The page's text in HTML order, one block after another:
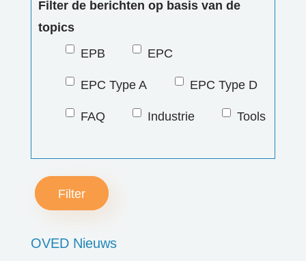
Filter de berichten op basis van de
topics
EPB
EPC
EPC Type A EPC Type D
FAQ Industrie Tools
Filter
OVED Nieuws